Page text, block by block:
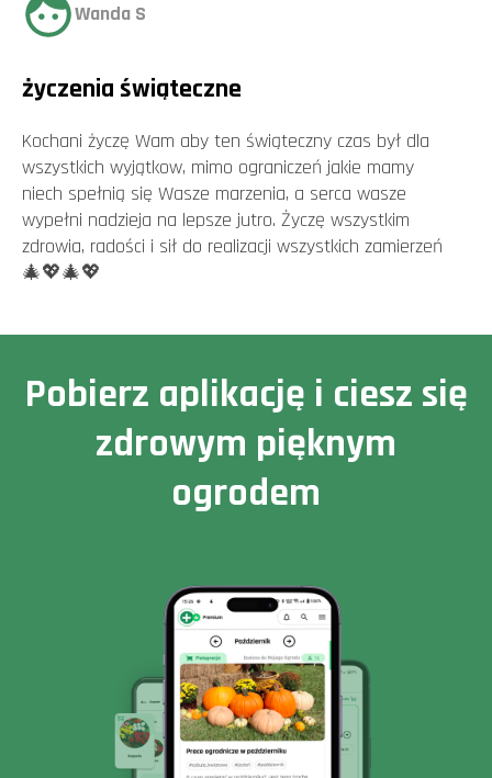
Wanda S
życzenia świąteczne
Kochani życzę Wam aby ten świąteczny czas był dla
wszystkich wyjątkow, mimo ograniczeń jakie mamy
niech spełnią się Wasze marzenia, a serca wasze
wypełni nadzieja na lepsze jutro. Życzę wszystkim
zdrowia, radości i sił do realizacji wszystkich zamierzeń
🎄💖🎄💖
Pobierz aplikację i ciesz się
zdrowym pięknym
ogrodem